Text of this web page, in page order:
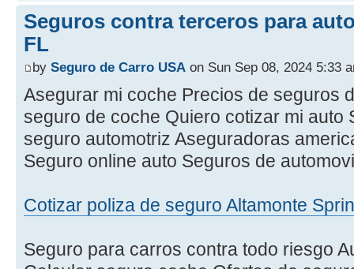
Seguros contra terceros para
FL
by Seguro de Carro USA on Sun Sep 08, 2024 5:33
Asegurar mi coche Precios de seguros
seguro de coche Quiero cotizar mi auto
seguro automotriz Aseguradoras
Seguro online auto Seguros de
Cotizar poliza de seguro Altamonte
Seguro para carros contra todo riesgo